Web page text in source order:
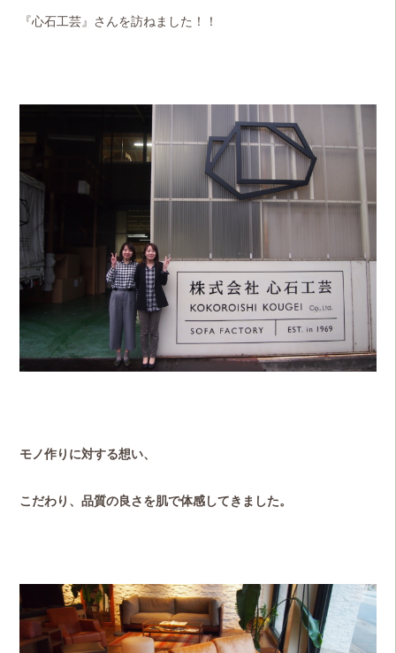
『心石工芸』さんを訪ねました！！
モノ作りに対する想い、
こだわり、品質の良さを肌で体感してきました。